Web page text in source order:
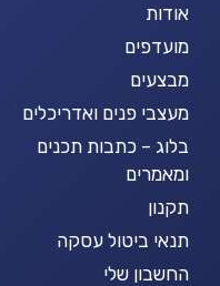
אודות
מועדפים
מבצעים
מעצבי פנים ואדריכלים
בלוג – כתבות תכנים
ומאמרים
תקנון
תנאי ביטול עסקה
החשבון שלי